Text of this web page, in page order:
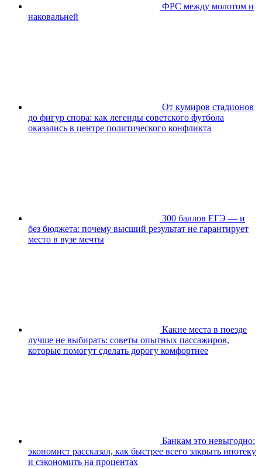
ФРС между молотом и
наковальней
От кумиров стадионов
до фигур спора: как легенды советского футбола
оказались в центре политического конфликта
300 баллов ЕГЭ — и
без бюджета: почему высший результат не гарантирует
место в вузе мечты
Какие места в поезде
лучше не выбирать: советы опытных пассажиров,
которые помогут сделать дорогу комфортнее
Банкам это невыгодно:
экономист рассказал, как быстрее всего закрыть ипотеку
и сэкономить на процентах